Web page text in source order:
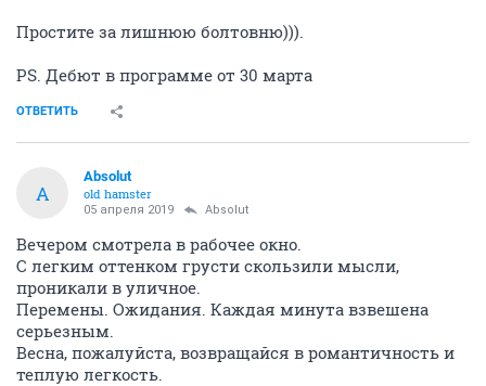
Простите за лишнюю болтовню))).
PS. Дебют в программе от 30 марта
ОТВЕТИТЬ
A
Absolut
old hamster
05 апреля 2019 Absolut
Вечером смотрела в рабочее окно.
С легким оттенком грусти скользили мысли,
проникали в уличное.
Перемены. Ожидания. Каждая минута взвешена
серьезным.
Весна, пожалуйста, возвращайся в романтичность и
теплую легкость.